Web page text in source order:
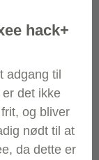
hack+
adgang til
det ikke
og bliver
nødt til at
da dette er